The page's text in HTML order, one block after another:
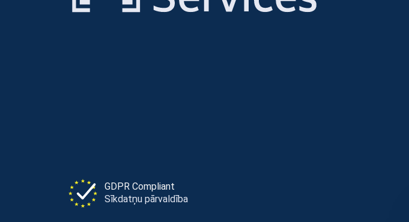
GDPR Compliant
Sīkdatņu pārvaldība